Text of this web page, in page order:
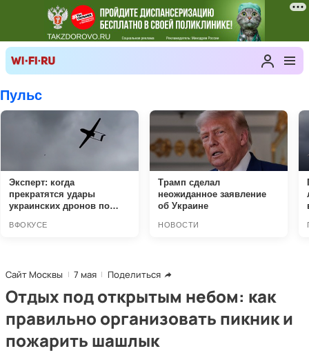
Сайт Москвы 7 мая Поделиться
Отдых под открытым небом: как
правильно организовать пикник и
пожарить шашлык